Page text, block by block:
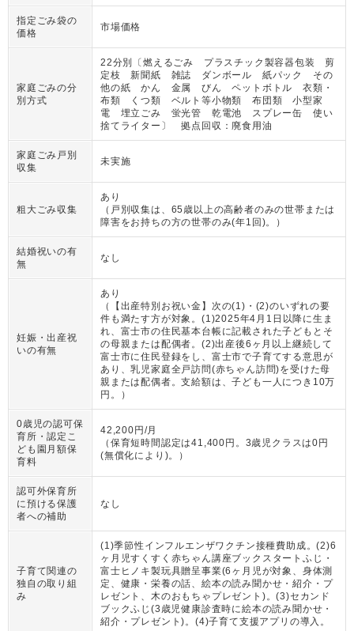
指定ごみ袋の
価格
市場価格
家庭ごみの分
別方式
22分別〔燃えるごみ プラスチック製容器包装 剪
定枝 新聞紙 雑誌 ダンボール 紙パック その
他の紙 かん 金属 びん ペットボトル 衣類・
布類 くつ類 ベルト等小物類 布団類 小型家
電 埋立ごみ 蛍光管 乾電池 スプレー缶 使い
捨てライター〕 拠点回収：廃食用油
家庭ごみ戸別
収集
未実施
粗大ごみ収集
あり
（ 戸別収集は、65歳以上の高齢者のみの世帯または
障害をお持ちの方の世帯のみ(年1回)。
）
結婚祝いの有
無
なし
妊娠・出産祝
いの有無
あり
（
【出産特別お祝い金】次の(1)・(2)のいずれの要
件も満たす方が対象。(1)2025年4月1日以降に生ま
れ、富士市の住民基本台帳に記載された子どもとそ
の母親または配偶者。(2)出産後6ヶ月以上継続して
富士市に住民登録をし、富士市で子育てする意思が
あり、乳児家庭全戸訪問(赤ちゃん訪問)を受けた母
親または配偶者。支給額は、子ども一人につき10万
円。
）
0歳児の認可保
育所・認定こ
ども園月額保
育料
42,200円/月
（ 保育短時間認定は41,400円。3歳児クラスは0円
(無償化により)。
）
認可外保育所
に預ける保護
者への補助
なし
子育て関連の
独自の取り組
み
(1)季節性インフルエンザワクチン接種費助成。(2)6
ヶ月児すくすく赤ちゃん講座ブックスタートふじ・
富士ヒノキ製玩具贈呈事業(6ヶ月児が対象、身体測
定、健康・栄養の話、絵本の読み聞かせ・紹介・プ
レゼント、木のおもちゃプレゼント)。(3)セカンド
ブックふじ(3歳児健康診査時に絵本の読み聞かせ・
紹介・プレゼント)。(4)子育て支援アプリの導入。